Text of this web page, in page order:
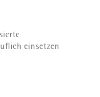
einsetzen